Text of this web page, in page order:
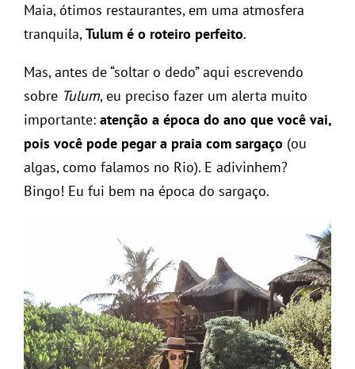
Maia, ótimos restaurantes, em uma atmosfera
tranquila,Tulum é o roteiro perfeito.
Mas, antes de “soltar o dedo” aqui escrevendo
sobre Tulum, eu preciso fazer um alerta muito
importante: atenção a época do ano que você vai,
pois você pode pegar a praia com sargaço (ou
algas, como falamos no Rio). E adivinhem?
Bingo! Eu fui bem na época do sargaço.